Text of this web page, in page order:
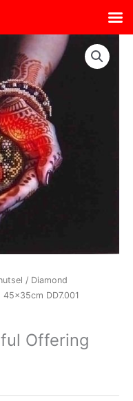
/ Diamond
DD7.001
Offering